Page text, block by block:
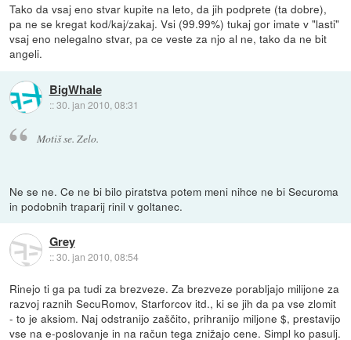
Tako da vsaj eno stvar kupite na leto, da jih podprete (ta dobre),
pa ne se kregat kod/kaj/zakaj. Vsi (99.99%) tukaj gor imate v "lasti"
vsaj eno nelegalno stvar, pa ce veste za njo al ne, tako da ne bit
angeli.
BigWhale
::30. jan 2010, 08:31
Motiš se. Zelo.
Ne se ne. Ce ne bi bilo piratstva potem meni nihce ne bi Securoma
in podobnih traparij rinil v goltanec.
Grey
::30. jan 2010, 08:54
Rinejo ti ga pa tudi za brezveze. Za brezveze porabljajo milijone za
razvoj raznih SecuRomov, Starforcov itd., ki se jih da pa vse zlomit
- to je aksiom. Naj odstranijo zaščito, prihranijo miljone $, prestavijo
vse na e-poslovanje in na račun tega znižajo cene. Simpl ko pasulj.